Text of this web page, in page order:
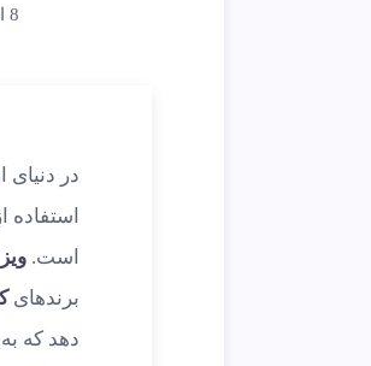
8 اسفند 1403
در
استفاده
است.
برندهای
دهد که